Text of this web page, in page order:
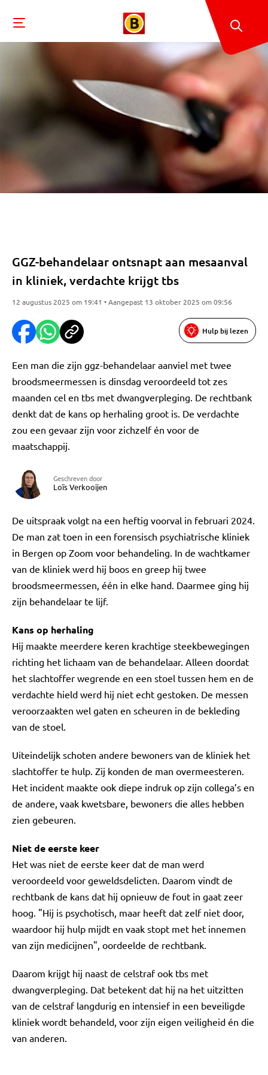
GGZ-behandelaar ontsnapt aan mesaanval
in kliniek, verdachte krijgt tbs
12 augustus 2025 om 19:41 • Aangepast 13 oktober 2025 om 09:56
Hulp bij lezen
Een man die zijn ggz-behandelaar aanviel met twee
broodsmeermessen is dinsdag veroordeeld tot zes
maanden cel en tbs met dwangverpleging. De rechtbank
denkt dat de kans op herhaling groot is. De verdachte
zou een gevaar zijn voor zichzelf én voor de
maatschappij.
Geschreven door
Loïs Verkooijen
De uitspraak volgt na een heftig voorval in februari 2024.
De man zat toen in een forensisch psychiatrische kliniek
in Bergen op Zoom voor behandeling. In de wachtkamer
van de kliniek werd hij boos en greep hij twee
broodsmeermessen, één in elke hand. Daarmee ging hij
zijn behandelaar te lijf.
Kans op herhaling
Hij maakte meerdere keren krachtige steekbewegingen
richting het lichaam van de behandelaar. Alleen doordat
het slachtoffer wegrende en een stoel tussen hem en de
verdachte hield werd hij niet echt gestoken. De messen
veroorzaakten wel gaten en scheuren in de bekleding
van de stoel.
Uiteindelijk schoten andere bewoners van de kliniek het
slachtoffer te hulp. Zij konden de man overmeesteren.
Het incident maakte ook diepe indruk op zijn collega’s en
de andere, vaak kwetsbare, bewoners die alles hebben
zien gebeuren.
Niet de eerste keer
Het was niet de eerste keer dat de man werd
veroordeeld voor geweldsdelicten. Daarom vindt de
rechtbank de kans dat hij opnieuw de fout in gaat zeer
hoog. "Hij is psychotisch, maar heeft dat zelf niet door,
waardoor hij hulp mijdt en vaak stopt met het innemen
van zijn medicijnen", oordeelde de rechtbank.
Daarom krijgt hij naast de celstraf ook tbs met
dwangverpleging. Dat betekent dat hij na het uitzitten
van de celstraf langdurig en intensief in een beveiligde
kliniek wordt behandeld, voor zijn eigen veiligheid én die
van anderen.